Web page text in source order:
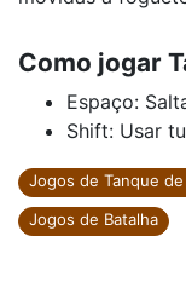
Como jogar
Espaço:
Shift: Usar
Jogos de Tanque
Jogos de Batalha